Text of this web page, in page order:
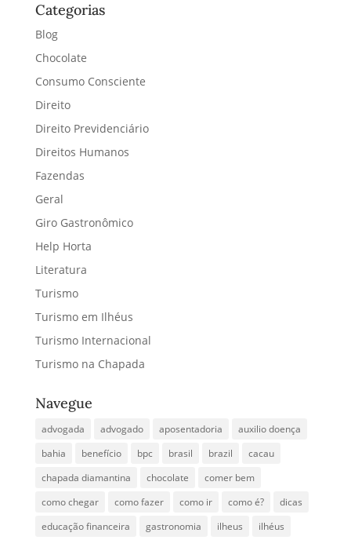
Categorias
Blog
Chocolate
Consumo Consciente
Direito
Direito Previdenciário
Direitos Humanos
Fazendas
Geral
Giro Gastronômico
Help Horta
Literatura
Turismo
Turismo em Ilhéus
Turismo Internacional
Turismo na Chapada
Navegue
advogada advogado aposentadoria
auxilio doença
bahia
benefício bpc brasil brazil
cacau
chapada diamantina
chocolate
comer bem
como chegar
como fazer como ir como é?
dicas
educação financeira
gastronomia ilheus ilhéus